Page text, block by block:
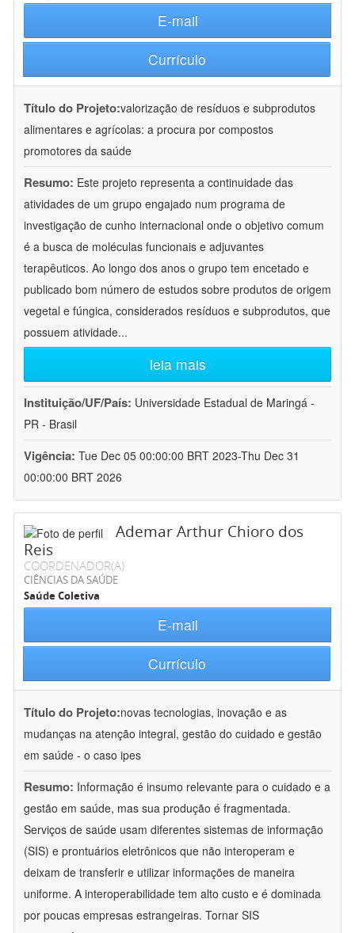
E-mail
Currículo
Título do Projeto:valorização de resíduos e subprodutos
alimentares e agrícolas: a procura por compostos
promotores da saúde
Resumo: Este projeto representa a continuidade das
atividades de um grupo engajado num programa de
investigação de cunho internacional onde o objetivo comum
é a busca de moléculas funcionais e adjuvantes
terapêuticos. Ao longo dos anos o grupo tem encetado e
publicado bom número de estudos sobre produtos de origem
vegetal e fúngica, considerados resíduos e subprodutos, que
possuem atividade...
leia mais
Instituição/UF/País: Universidade Estadual de Maringá -
PR - Brasil
Vigência: Tue Dec 05 00:00:00 BRT 2023-Thu Dec 31
00:00:00 BRT 2026
Ademar Arthur Chioro dos
Reis
COORDENADOR(A)
CIÊNCIAS DA SAÚDE
Saúde Coletiva
E-mail
Currículo
Título do Projeto:novas tecnologias, inovação e as
mudanças na atenção integral, gestão do cuidado e gestão
em saúde - o caso ipes
Resumo: Informação é insumo relevante para o cuidado e a
gestão em saúde, mas sua produção é fragmentada.
Serviços de saúde usam diferentes sistemas de informação
(SIS) e prontuários eletrônicos que não interoperam e
deixam de transferir e utilizar informações de maneira
uniforme. A interoperabilidade tem alto custo e é dominada
por poucas empresas estrangeiras. Tornar SIS